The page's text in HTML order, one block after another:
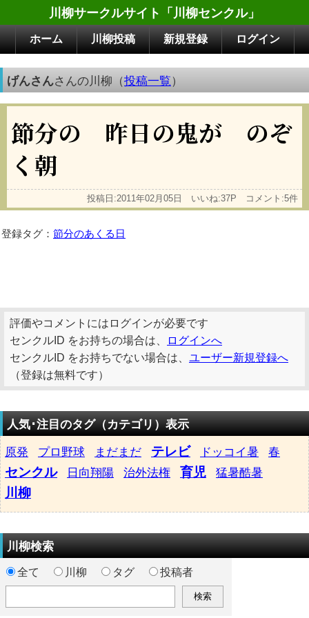
川柳サークルサイト「川柳センクル」
ホーム 川柳投稿 新規登録 ログイン
げんさんさんの川柳（投稿一覧）
節分の 昨日の鬼が のぞ
く朝
投稿日:2011年02月05日 いいね:37P コメント:5件
登録タグ： 節分のあくる日
評価やコメントにはログインが必要です
センクルID をお持ちの場合は、
ログインへ
センクルID をお持ちでない場合は、 ユーザー新規登録へ
（登録は無料です）
人気･注目のタグ（カテゴリ）表示
原発
プロ野球 まだまだ テレビ ドッコイ暑 春
センクル 日向翔陽 治外法権 育児 猛暑酷暑
川柳
川柳検索
全て 川柳 タグ 投稿者